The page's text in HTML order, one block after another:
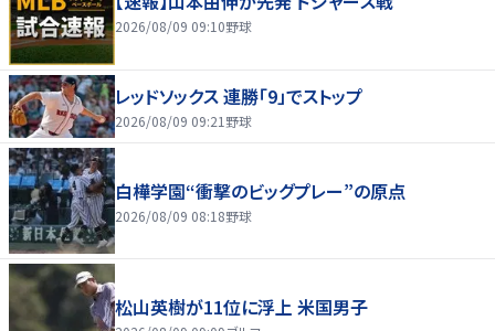
2026/08/09 09:10野球
レッドソックス 連勝「9」でストップ
2026/08/09 09:21 野球
白樺学園“衝撃のビッグプレー”の原点
2026/08/09 08:18野球
松山英樹が11位に浮上 米国男子